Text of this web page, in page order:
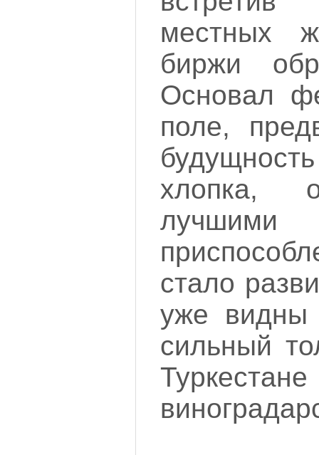
местных
биржи
Основал
поле,
хлопка,
лучшими
стало
уже видны
сильный